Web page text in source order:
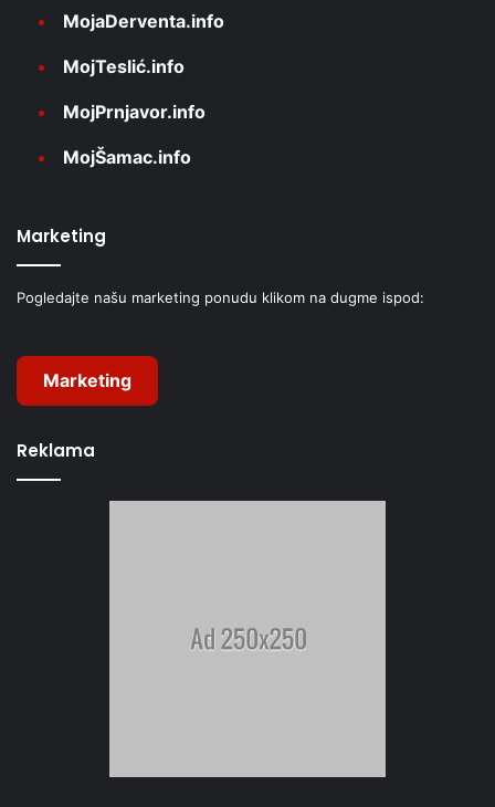
MojaDerventa.info
MojTeslić.info
MojPrnjavor.info
MojŠamac.info
Marketing
Pogledajte našu marketing ponudu klikom na dugme ispod:
Marketing
Reklama